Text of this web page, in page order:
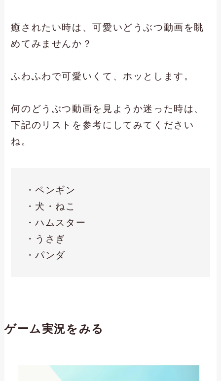
癒されたい時は、可愛いどうぶつ動画を眺
めてみませんか？
ふわふわで可愛いくて、ホッとします。
何のどうぶつ動画を見ようか迷った時は、
下記のリストを参考にしてみてください
ね。
・ペンギン
・犬・ねこ
・ハムスター
・うさぎ
・パンダ
ゲーム実況をみる